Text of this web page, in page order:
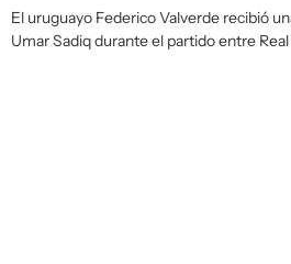
El uruguayo Federico Valverde recibió
Umar Sadiq durante el partido entre